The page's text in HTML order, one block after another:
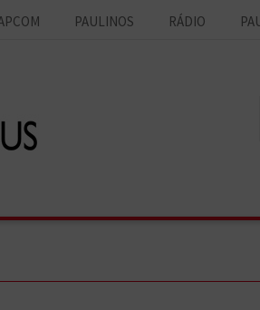
PAULINOS RÁDIO